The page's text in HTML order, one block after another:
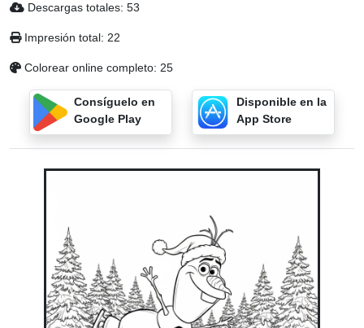
Descargas totales: 53
Impresión total: 22
Colorear online completo: 25
Consíguelo en
Google Play
Disponible en la
App Store